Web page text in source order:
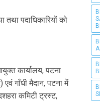
पदाधिकारियों को
कार्यालय, पटना
गाँधी मैदान, पटना में
कमिटी ट्रस्ट,